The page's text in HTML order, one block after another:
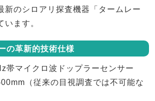
新のシロアリ探査機器「 タームレー
います。
の革新的技術仕様
帯マイクロ波ドップラーセンサー
（従来の目視調査では不可能な